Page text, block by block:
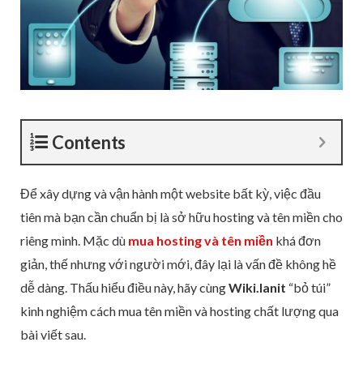
Contents
Để xây dựng và vận hành một website bất kỳ, việc đầu
tiên mà bạn cần chuẩn bị là sở hữu hosting và tên miền cho
riêng mình. Mặc dù mua hosting và tên miền khá đơn
giản, thế nhưng với người mới, đây lại là vấn đề không hề
dễ dàng. Thấu hiểu điều này, hãy cùngWiki.lanit “bỏ túi”
kinh nghiệm cách mua tên miền và hosting chất lượng qua
bài viết sau.